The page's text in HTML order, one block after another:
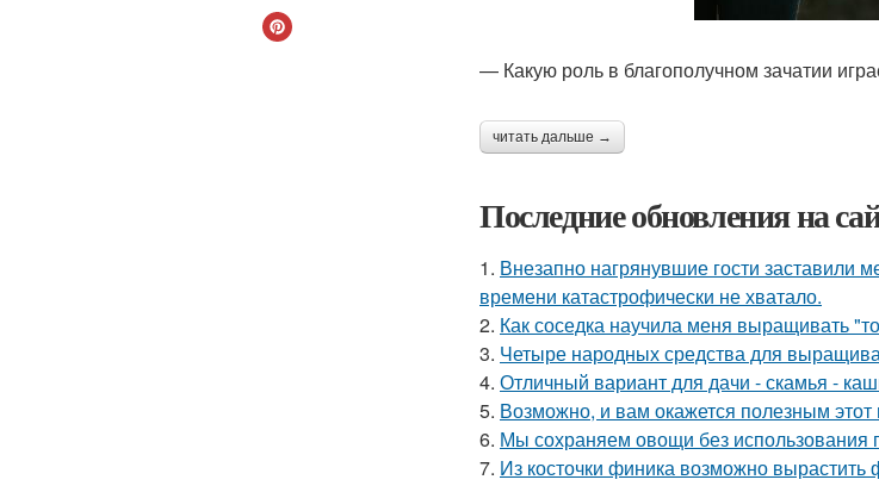
— Какую роль в благополучном зачатии
читать дальше →
Последние обновления на
1. Внезапно нагрянувшие гости заставили
времени катастрофически не хватало.
2. Как соседка научила меня выращивать
3. Четыре народных средства для
4. Отличный вариант для дачи - скамья -
5. Возможно, и вам окажется полезным этот
6. Мы сохраняем овощи без использования
7. Из косточки финика возможно